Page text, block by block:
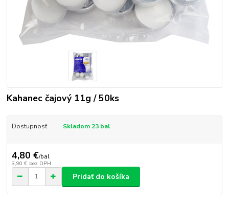
Kahanec čajový 11g / 50ks
Dostupnosť Skladom 23 bal
4,80 €/bal
3,90 € bez DPH
Pridať do košíka